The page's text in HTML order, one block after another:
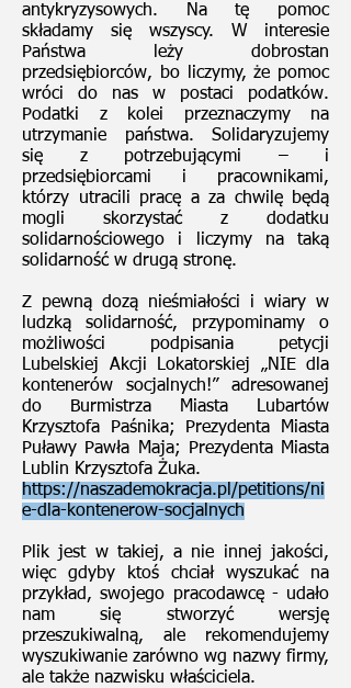
antykryzysowych. Na tę pomoc
składamy się wszyscy. W interesie
Państwa leży dobrostan
przedsiębiorców, bo liczymy, że pomoc
wróci do nas w postaci podatków.
Podatki z kolei przeznaczymy na
utrzymanie państwa. Solidaryzujemy
się z potrzebującymi – i
przedsiębiorcami i pracownikami,
którzy utracili pracę a za chwilę będą
mogli skorzystać z dodatku
solidarnościowego i liczymy na taką
solidarność w drugą stronę.
Z pewną dozą nieśmiałości i wiary w
ludzką solidarność, przypominamy o
możliwości podpisania petycji
Lubelskiej Akcji Lokatorskiej „NIE dla
kontenerów socjalnych!” adresowanej
do Burmistrza Miasta Lubartów
Krzysztofa Paśnika; Prezydenta Miasta
Puławy Pawła Maja; Prezydenta Miasta
Lublin Krzysztofa Żuka.
https://naszademokracja.pl/petitions/ni
e-dla-kontenerow-socjalnych
Plik jest w takiej, a nie innej jakości,
więc gdyby ktoś chciał wyszukać na
przykład, swojego pracodawcę - udało
nam się stworzyć wersję
przeszukiwalną, ale rekomendujemy
wyszukiwanie zarówno wg nazwy firmy,
ale także nazwisku właściciela.